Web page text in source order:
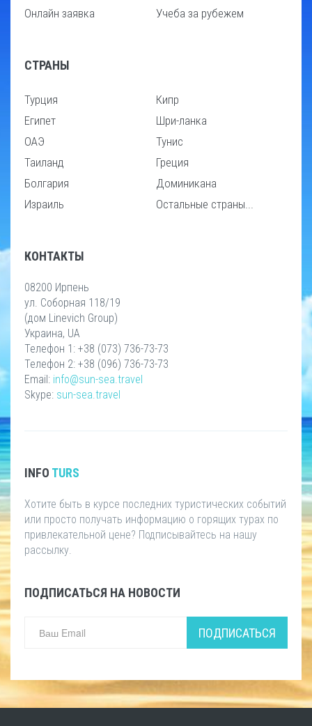
Онлайн заявка
Учеба за рубежем
СТРАНЫ
Турция
Египет
ОАЭ
Таиланд
Болгария
Израиль
Кипр
Шри-ланка
Тунис
Греция
Доминикана
Остальные страны...
КОНТАКТЫ
08200 Ирпень
ул. Соборная 118/19
(дом Linevich Group)
Украина, UA
Телефон 1: +38 (073) 736-73-73
Телефон 2: +38 (096) 736-73-73
Email: info@sun-sea.travel
Skype: sun-sea.travel
INFO TURS
Хотите быть в курсе последних туристических событий
или просто получать информацию о горящих турах по
привлекательной цене? Подписывайтесь на нашу
рассылку.
ПОДПИСАТЬСЯ НА НОВОСТИ
ПОДПИСАТЬСЯ